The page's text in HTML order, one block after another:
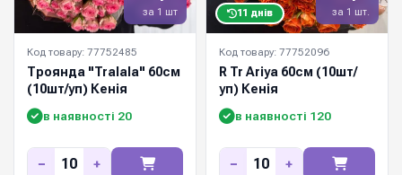
за 1 шт
Код товару: 77752485
Троянда "Tralala" 60см
(10шт/уп) Кенія
в наявності 20
− +
за 1 шт.
11 днів
Код товару: 77752096
R Tr Ariya 60см (10шт/
уп) Кенія
в наявності 120
− +